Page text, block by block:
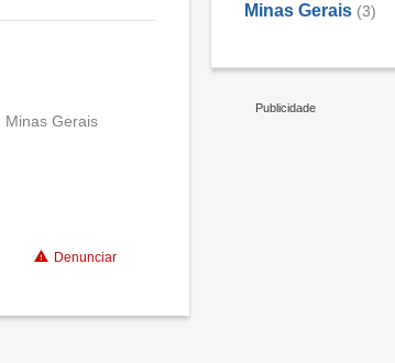
Minas Gerais
Denunciar
Minas Gerais (3)